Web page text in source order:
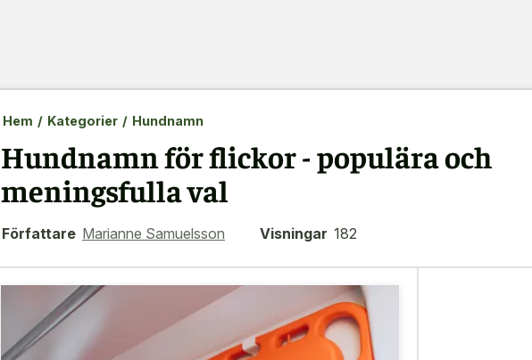
Hem / Kategorier / Hundnamn
Hundnamn för flickor - populära och
meningsfulla val
Författare Marianne Samuelsson Visningar 182